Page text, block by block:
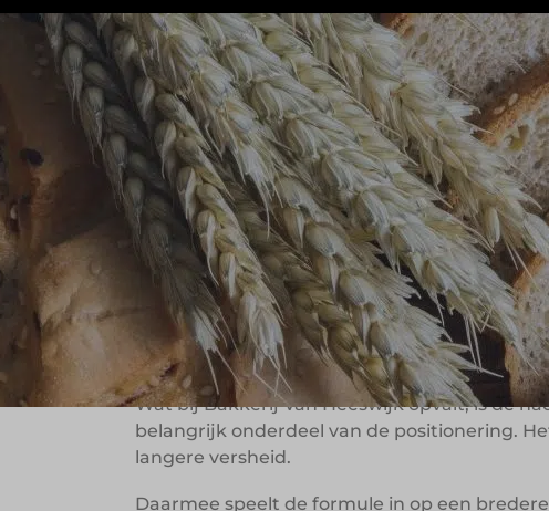
Bakkerij Van Heeswijk laat zien hoe
verbondenheid centraal te zetten. Wat in
met tien winkels verspreid over de
Binnen de formule spelen
oorspronkelijke recept van Janus vormt nog
kunnen uitgroeien tot vaste merkdragers
Ambacht krijgt
Wat bij Bakkerij Van Heeswijk opvalt, is de
belangrijk onderdeel van de positionering.
langere versheid.
Daarmee speelt de formule in op een